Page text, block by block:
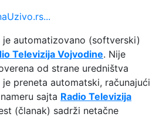
je automatizovano (softverski)
Televizija Vojvodine. Nije
od strane uredništva
preneta automatski, računajući
sajta Radio Televizija
(članak) sadrži netačne